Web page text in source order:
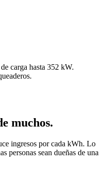
carga hasta 352 kW.
muchos.
ingresos por cada kWh. Lo
personas sean dueñas de una